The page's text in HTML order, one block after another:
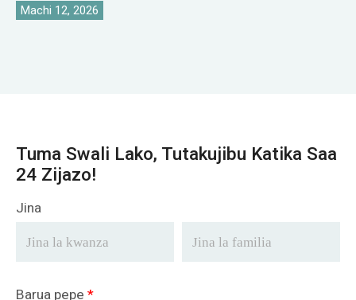
Machi 12, 2026
Tuma Swali Lako, Tutakujibu Katika Saa
24 Zijazo!
Jina
Barua pepe *